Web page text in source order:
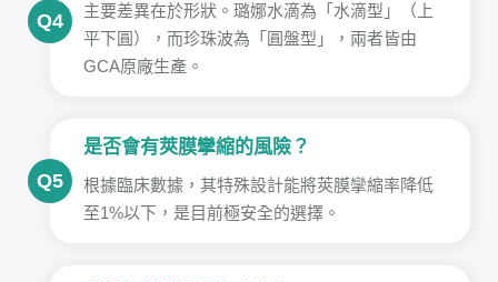
主要差異在於形狀。璐娜水滴為「水滴型」（上
平下圓），而珍珠波為「圓盤型」，兩者皆由
GCA原廠生產。
Q4
是否會有莢膜攣縮的風險？
根據臨床數據，其特殊設計能將莢膜攣縮率降低
至1%以下，是目前極安全的選擇。
Q5